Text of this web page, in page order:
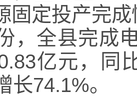
固定投产完成
，全县完成
亿元，同
长74.1%。